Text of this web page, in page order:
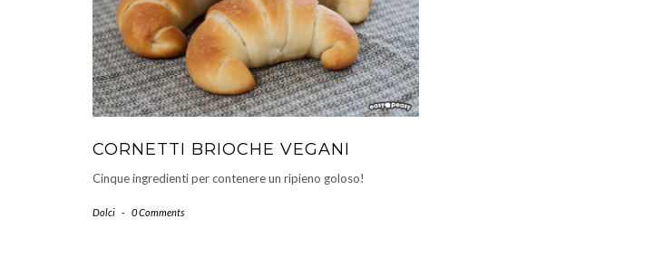
CORNETTI BRIOCHE VEGANI
Cinque ingredienti per contenere un ripieno goloso!
Dolci - 0 Comments